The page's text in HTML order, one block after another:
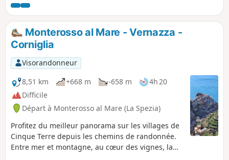
Monterosso al Mare - Vernazza -
Corniglia
Visorandonneur
8,51 km
+668 m -658 m
4h 20
Difficile
Départ à Monterosso al Mare (La Spezia)
Profitez du meilleur panorama sur les villages de
Cinque Terre depuis les chemins de randonnée.
Entre mer et montagne, au cœur des vignes, la